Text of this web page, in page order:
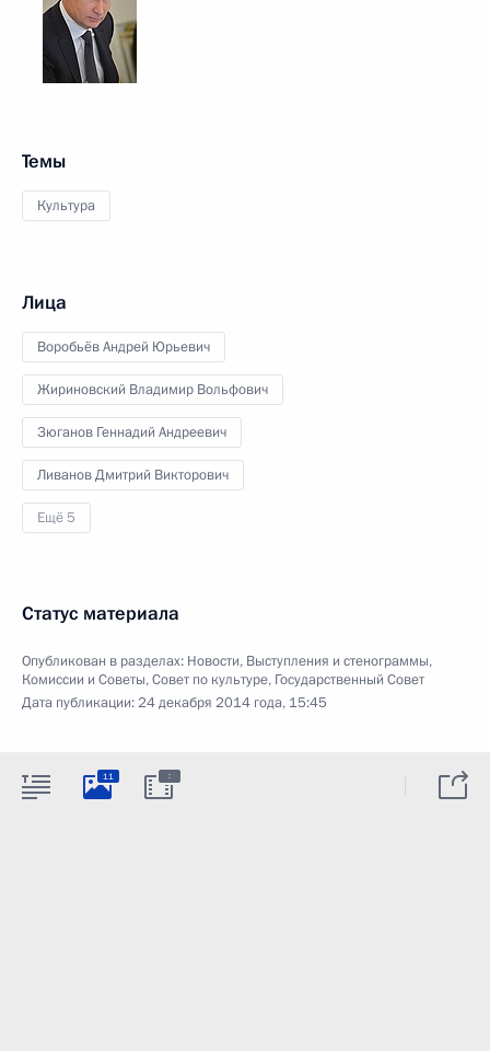
Темы
Культура
Лица
Воробьёв Андрей Юрьевич
Жириновский Владимир Вольфович
Зюганов Геннадий Андреевич
Ливанов Дмитрий Викторович
Ещё 5
Статус материала
Опубликован в разделах: Новости, Выступления и стенограммы,
Комиссии и Советы,Совет по культуре, Государственный Совет
Дата публикации:24 декабря 2014 года, 15:45
11 :